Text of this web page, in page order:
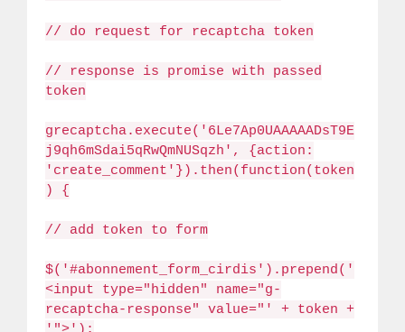
// do request for recaptcha token
// response is promise with passed
token
grecaptcha.execute('6Le7Ap0UAAAAADsT9E
j9qh6mSdai5qRwQmNUSqzh', {action:
'create_comment'}).then(function(token
) {
// add token to form
$('#abonnement_form_cirdis').prepend('
<input type="hidden" name="g-
recaptcha-response" value="' + token +
'">');